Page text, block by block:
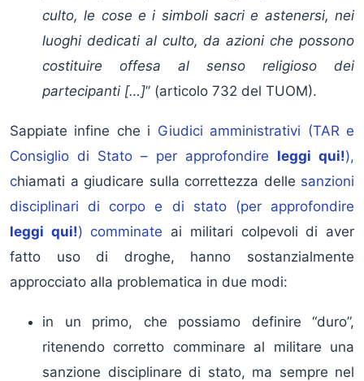
culto, le cose e i simboli sacri e astenersi, nei
luoghi dedicati al culto, da azioni che possono
costituire offesa al senso religioso dei
partecipanti […]” (articolo 732 del TUOM).
Sappiate infine che i Giudici amministrativi (TAR e
Consiglio di Stato – per approfondire leggi qui!),
chiamati a giudicare sulla correttezza delle sanzioni
disciplinari di corpo e di stato (per approfondire
leggi qui!) comminate ai militari colpevoli di aver
fatto uso di droghe, hanno sostanzialmente
approcciato alla problematica in due modi:
in un primo, che possiamo definire “duro”,
ritenendo corretto comminare al militare una
sanzione disciplinare di stato, ma sempre nel